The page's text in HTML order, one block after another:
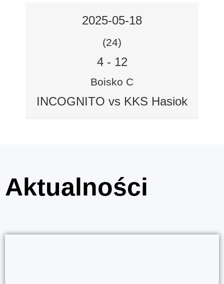
2025-05-18
(24)
4- 12
Boisko C
INCOGNITO vs KKS Hasiok
Aktualności